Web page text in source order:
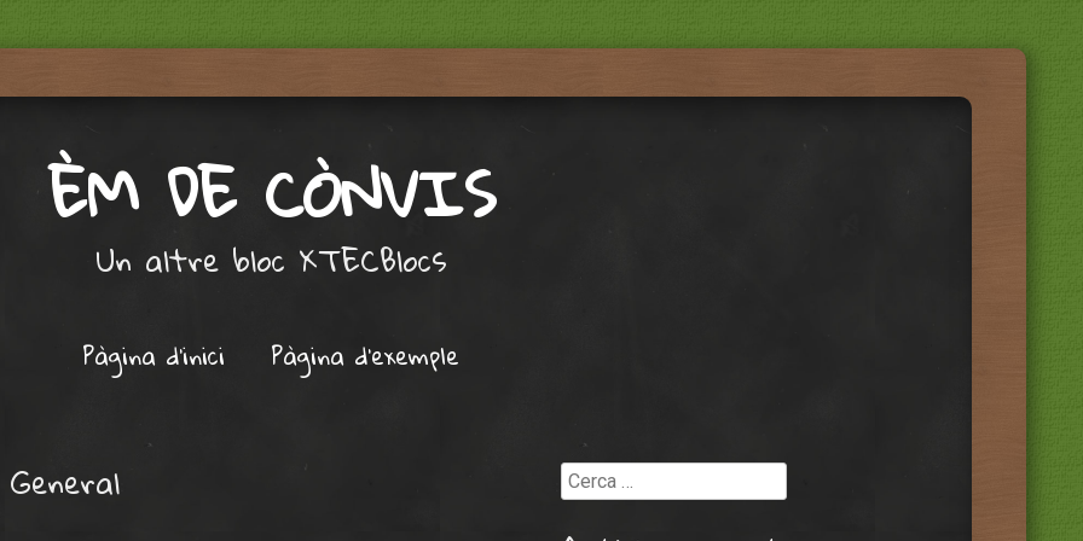
ÈM DE CÒNVIS
Un altre bloc XTECBlocs
Pàgina d'inici Pàgina d’exemple
General Cerca